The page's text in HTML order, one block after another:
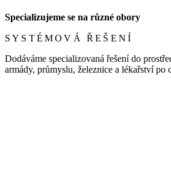
Specializujeme se na různé obory
SYSTÉMOVÁ ŘEŠENÍ
Dodáváme specializovaná řešení do
armády, průmyslu, železnice a lékařství po